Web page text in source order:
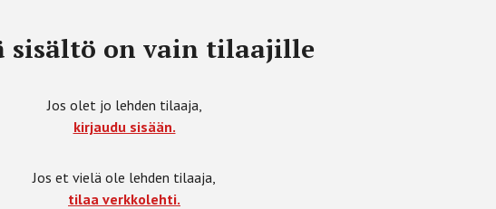
sisältö on vain tilaajille
Jos olet jo lehden tilaaja,
kirjaudu sisään.
Jos et vielä ole lehden tilaaja,
tilaa verkkolehti.